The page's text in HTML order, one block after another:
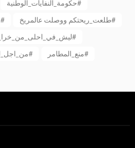
حكومة_النفايات_الوطنية#
زبالة_لبنان#
طلعت_ريحتكم ووصلت عالمريخ#
ليش_في_احلى_من_خرا_لبنان#
من_اجل_لبنان_جديد# منع_المطامر#